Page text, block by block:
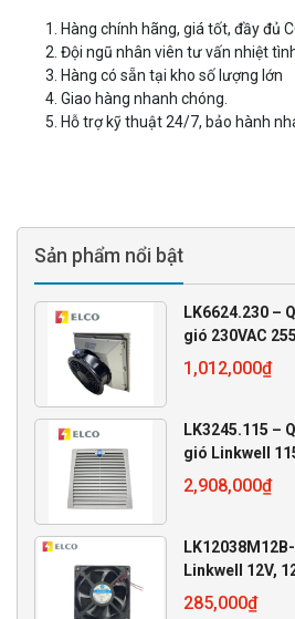
Hàng chính hãng, giá tốt, đầy đủ
Đội ngũ nhân viên tư vấn nhiệt
Hàng có sẵn tại kho số lượng lớn
Giao hàng nhanh chóng.
Hỗ trợ kỹ thuật 24/7, bảo hành
Sản phẩm nổi bật
LK6624.230 –
gió 230VAC
1,012,000₫
LK3245.115 –
gió Linkwell
2,908,000₫
285,000₫